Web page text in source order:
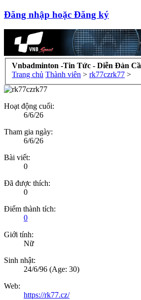
Đăng nhập hoặc Đăng ký
Vnbadminton -Tin Tức - Diễn Đàn
Trang chủ Thành viên > rk77czrk77 >
Hoạt động cuối:
6/6/26
Tham gia ngày:
6/6/26
Bài viết:
0
Đã được thích:
0
Điểm thành tích:
0
Giới tính:
Nữ
Sinh nhật:
24/6/96 (Age: 30)
Web:
https://rk77.cz/